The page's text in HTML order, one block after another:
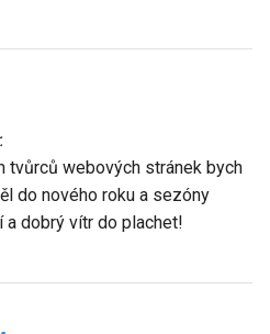
tvůrců webových stránek bych
do nového roku a sezóny
a dobrý vítr do plachet!